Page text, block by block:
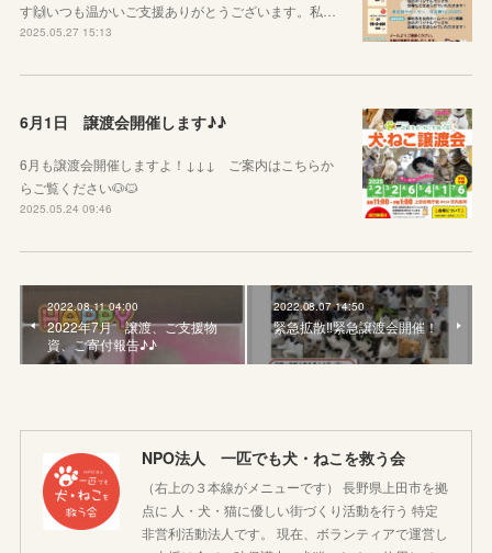
す🙌いつも温かいご支援ありがとうございます。私…
2025.05.27 15:13
6月1日 譲渡会開催します♪♪
6月も譲渡会開催しますよ！↓↓↓ ご案内はこちらか
らご覧ください🐶🐱
2025.05.24 09:46
2022.08.11 04:00
2022年7月 譲渡、ご支援物
資、ご寄付報告♪♪
2022.08.07 14:50
緊急拡散‼️緊急譲渡会開催！
NPO法人 一匹でも犬・ねこを救う会
（右上の３本線がメニューです） 長野県上田市を拠
点に 人・犬・猫に優しい街づくり活動を行う 特定
非営利活動法人です。 現在、ボランティアで運営し